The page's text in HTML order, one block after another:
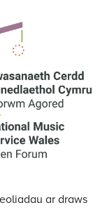
ar draws